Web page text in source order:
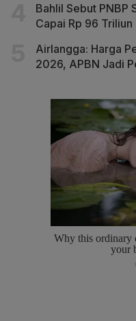
Bahlil Sebut PNBP
Capai Rp 96
Airlangga: Harga
2026, APBN Jadi